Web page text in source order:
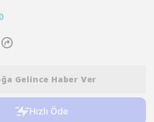
Gelince Haber Ver